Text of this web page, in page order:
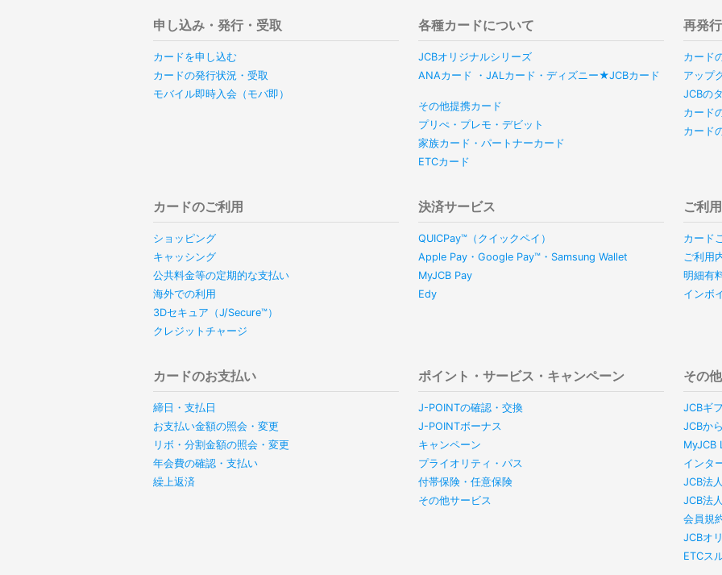
申し込み・発行・受取
カードを申し込む
カードの発行状況・受取
モバイル即時入会（モバ即）
各種カードについて
JCBオリジナルシリーズ
ANAカード ・JALカード・ディズニー★JCBカード
その他提携カード
プリぺ・プレモ・デビット
家族カード・パートナーカード
ETCカード
再発
カード
アップ
JCBの
カード
カード
カードのご利用
ショッピング
キャッシング
公共料金等の定期的な支払い
海外での利用
3Dセキュア（J/Secure™）
クレジットチャージ
決済サービス
QUICPay™（クイックペイ）
Apple Pay・Google Pay™・Samsung Wallet
MyJCB Pay
Edy
ご利
カード
ご利用
明細有
インボ
カードのお支払い
締日・支払日
お支払い金額の照会・変更
リボ・分割金額の照会・変更
年会費の確認・支払い
繰上返済
ポイント・サービス・キャンペーン
J-POINTの確認・交換
J-POINTボーナス
キャンペーン
プライオリティ・パス
付帯保険・任意保険
その他サービス
その他
JCBギ
JCBか
MyJCB
インタ
JCB法
JCB法
会員規
JCBオ
ETCス